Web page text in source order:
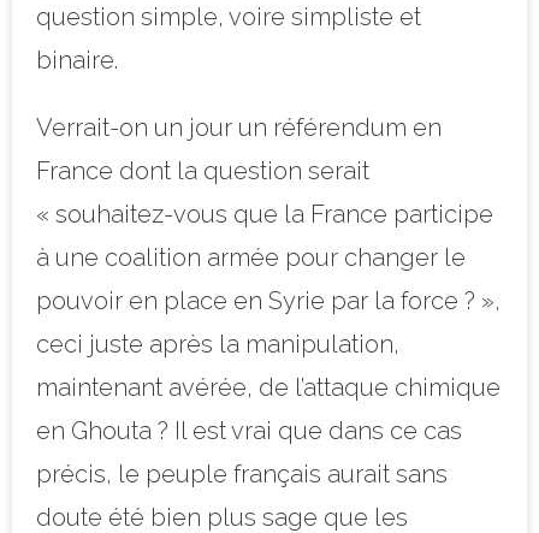
question simple, voire simpliste et
binaire.
Verrait-on un jour un référendum en
France dont la question serait
« souhaitez-vous que la France participe
à une coalition armée pour changer le
pouvoir en place en Syrie par la force ? »,
ceci juste après la manipulation,
maintenant avérée, de l’attaque chimique
en Ghouta ? Il est vrai que dans ce cas
précis, le peuple français aurait sans
doute été bien plus sage que les